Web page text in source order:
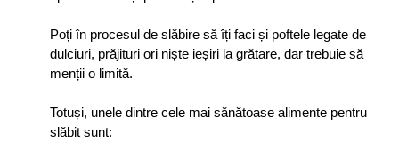
Poți în procesul de slăbire să îți faci și poftele legate de
dulciuri, prăjituri ori niște ieșiri la grătare, dar trebuie să
menții o limită.
Totuși, unele dintre cele mai sănătoase alimente pentru
slăbit sunt: